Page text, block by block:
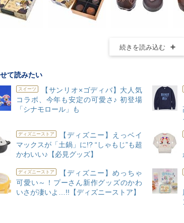
続きを読み込む
て読みたい
スイーツ
【サンリオ×ゴディバ】大人気
コラボ、今年も安定の可愛さ♪ 初登場
「シナモロール」も
ディズニーストア
【ディズニー】えっベイ
マックスが「土鍋」に!? “しゃもじ”も超
かわいい♪【必見グッズ】
ディズニーストア
【ディズニー】めっちゃ
可愛い～！プーさん新作グッズのかわ
いさが凄いよ…!!【ディズニーストア】